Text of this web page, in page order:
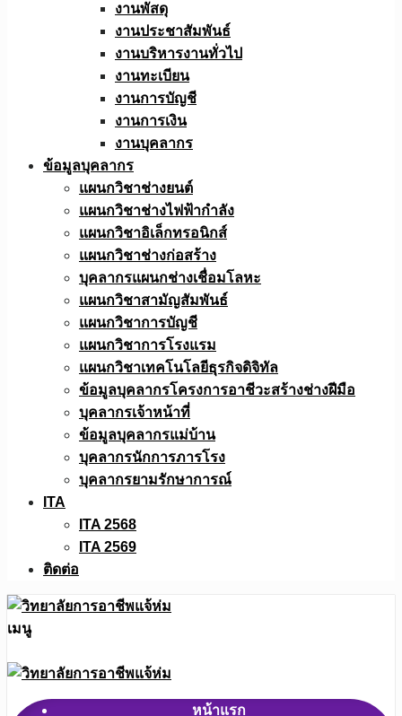
งานพัสดุ
งานประชาสัมพันธ์
งานบริหารงานทั่วไป
งานทะเบียน
งานการบัญชี
งานการเงิน
งานบุคลากร
ข้อมูลบุคลากร
แผนกวิชาช่างยนต์
แผนกวิชาช่างไฟฟ้ากำลัง
แผนกวิชาอิเล็กทรอนิกส์
แผนกวิชาช่างก่อสร้าง
บุคลากรแผนกช่างเชื่อมโลหะ
แผนกวิชาสามัญสัมพันธ์
แผนกวิชาการบัญชี
แผนกวิชาการโรงแรม
แผนกวิชาเทคโนโลยีธุรกิจดิจิทัล
ข้อมูลบุคลากรโครงการอาชีวะสร้างช่างฝีมือ
บุคลากรเจ้าหน้าที่
ข้อมูลบุคลากรแม่บ้าน
บุคลากรนักการภารโรง
บุคลากรยามรักษาการณ์
ITA
ITA 2568
ITA 2569
ติดต่อ
เมนู
หน้าแรก